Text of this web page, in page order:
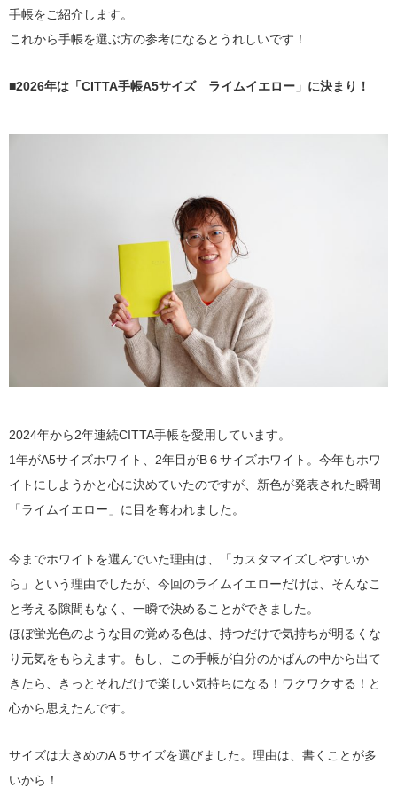
手帳をご紹介します。
これから手帳を選ぶ方の参考になるとうれしいです！
■2026年は「CITTA手帳A5サイズ ライムイエロー」に決まり！
2024年から2年連続CITTA手帳を愛用しています。
1年がA5サイズホワイト、2年目がB６サイズホワイト。今年もホワ
イトにしようかと心に決めていたのですが、新色が発表された瞬間
「ライムイエロー」に目を奪われました。
今までホワイトを選んでいた理由は、「カスタマイズしやすいか
ら」という理由でしたが、今回のライムイエローだけは、そんなこ
と考える隙間もなく、一瞬で決めることができました。
ほぼ蛍光色のような目の覚める色は、持つだけで気持ちが明るくな
り元気をもらえます。もし、この手帳が自分のかばんの中から出て
きたら、きっとそれだけで楽しい気持ちになる！ワクワクする！と
心から思えたんです。
サイズは大きめのA５サイズを選びました。理由は、書くことが多
いから！